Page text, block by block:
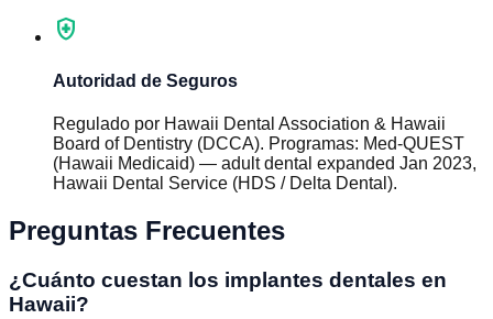
health_and_safety
Autoridad de Seguros
Regulado por Hawaii Dental Association & Hawaii
Board of Dentistry (DCCA). Programas: Med-QUEST
(Hawaii Medicaid) — adult dental expanded Jan 2023,
Hawaii Dental Service (HDS / Delta Dental).
Preguntas Frecuentes
¿Cuánto cuestan los implantes dentales en
Hawaii?